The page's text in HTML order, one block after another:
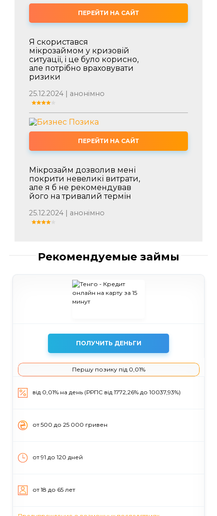
ПЕРЕЙТИ НА САЙТ
Я скористався
мікрозаймом у кризовій
ситуації, і це було корисно,
але потрібно враховувати
ризики
25.12.2024 | анонімно
ПЕРЕЙТИ НА САЙТ
Мікрозайм дозволив мені
покрити невеликі витрати,
але я б не рекомендував
його на тривалий термін
25.12.2024 | анонімно
Рекомендуемые займы
ПОЛУЧИТЬ ДЕНЬГИ
Першу позику під 0,01%
від 0,01% на день (РРПС від 1772,26% до 10037,93%)
от 500 до 25 000 гривен
от 91 до 120 дней
от 18 до 65 лет